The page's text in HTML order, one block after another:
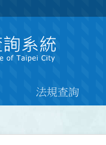
法規查詢